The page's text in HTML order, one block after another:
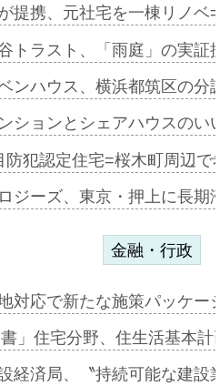
提携、元社宅を一棟リノ
トラスト、「雨庭」の実
ンハウス、横浜都筑区の
ションとシェアハウスの
防犯認定住宅=桜木町周辺
ジーズ、東京・押上に長
金融・行政
対応で新たな施策パッケ
書」住宅分野、住生活基本
経済局、〝持続可能な建